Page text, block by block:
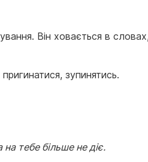
Він ховається в
зупинятись.
тебе більше не діє.